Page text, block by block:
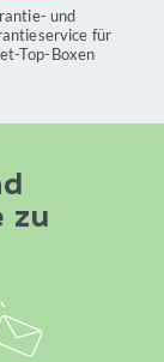
und
für
Top-Boxen
zu